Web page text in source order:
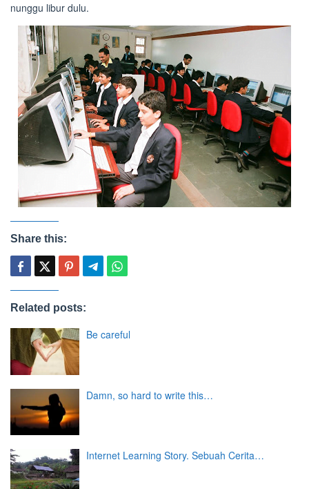
nunggu libur dulu.
Share this:
Related posts:
Be careful
Damn, so hard to write this…
Internet Learning Story. Sebuah Cerita…